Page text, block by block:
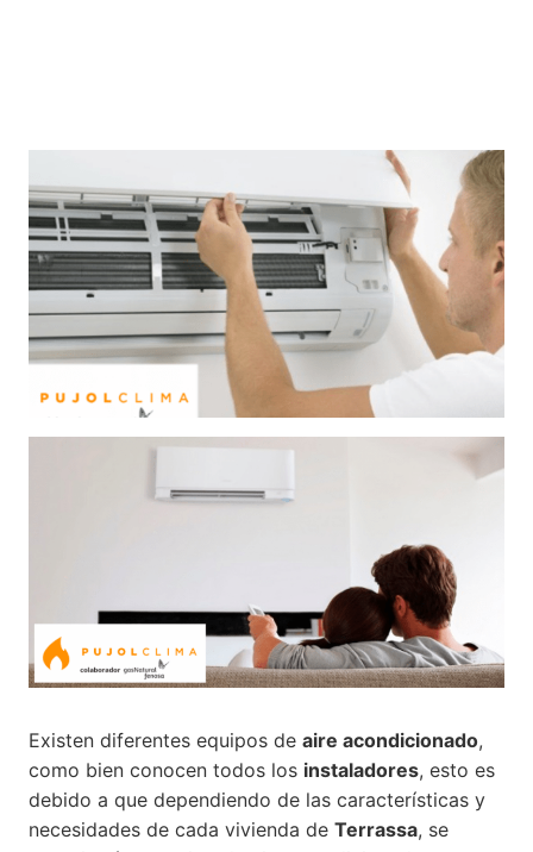
Existen diferentes equipos de aire acondicionado,
como bien conocen todos los instaladores, esto es
debido a que dependiendo de las características y
necesidades de cada vivienda de Terrassa, se